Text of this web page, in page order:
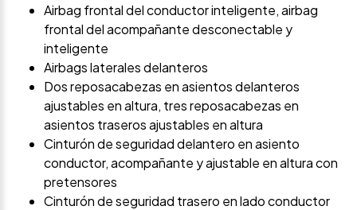
Airbag frontal del conductor inteligente, airbag
frontal del acompañante desconectable y
inteligente
Airbags laterales delanteros
Dos reposacabezas en asientos delanteros
ajustables en altura, tres reposacabezas en
asientos traseros ajustables en altura
Cinturón de seguridad delantero en asiento
conductor, acompañante y ajustable en altura con
pretensores
Cinturón de seguridad trasero en lado conductor